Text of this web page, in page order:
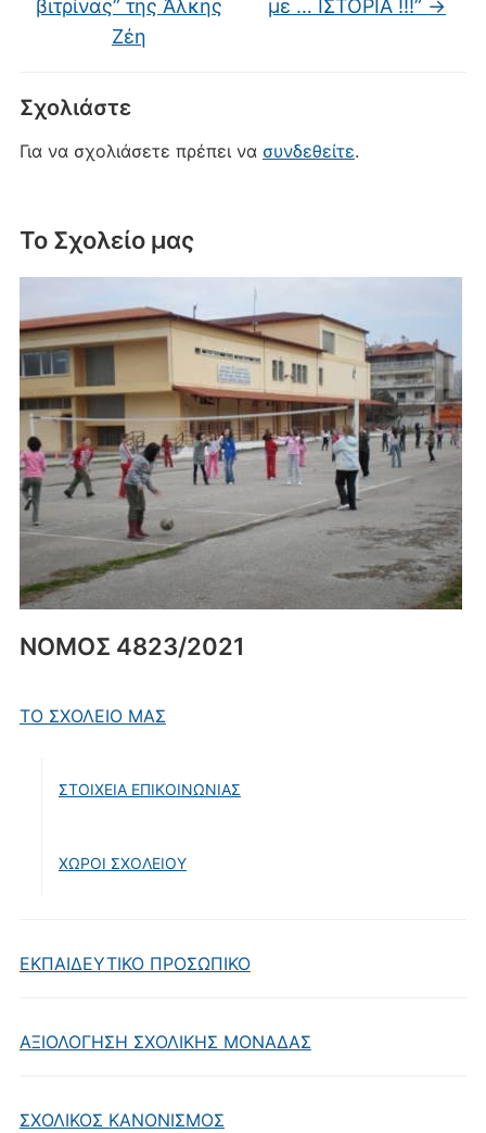
Το Σχολείο μας
ΝΟΜΟΣ 4823/2021
ΤΟ ΣΧΟΛΕΙΟ ΜΑΣ
ΣΤΟΙΧΕΙΑ ΕΠΙΚΟΙΝΩΝΙΑΣ
ΧΩΡΟΙ ΣΧΟΛΕΙΟΥ
ΕΚΠΑΙΔΕΥΤΙΚΟ ΠΡΟΣΩΠΙΚΟ
ΑΞΙΟΛΟΓΗΣΗ ΣΧΟΛΙΚΗΣ ΜΟΝΑΔΑΣ
ΣΧΟΛΙΚΟΣ ΚΑΝΟΝΙΣΜΟΣ
βιτρίνας” της Άλκης
Ζέη
με … ΙΣΤΟΡΙΑ !!!” →
Σχολιάστε
Για να σχολιάσετε πρέπει να συνδεθείτε.